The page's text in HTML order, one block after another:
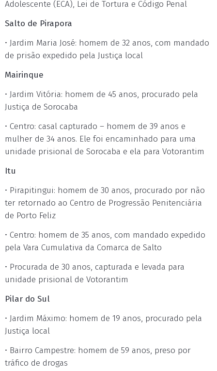
Adolescente (ECA), Lei de Tortura e Código Penal
Salto de Pirapora
• Jardim Maria José: homem de 32 anos, com mandado
de prisão expedido pela Justiça local
Mairinque
• Jardim Vitória: homem de 45 anos, procurado pela
Justiça de Sorocaba
• Centro: casal capturado – homem de 39 anos e
mulher de 34 anos. Ele foi encaminhado para uma
unidade prisional de Sorocaba e ela para Votorantim
Itu
• Pirapitingui: homem de 30 anos, procurado por não
ter retornado ao Centro de Progressão Penitenciária
de Porto Feliz
• Centro: homem de 35 anos, com mandado expedido
pela Vara Cumulativa da Comarca de Salto
• Procurada de 30 anos, capturada e levada para
unidade prisional de Votorantim
Pilar do Sul
• Jardim Máximo: homem de 19 anos, procurado pela
Justiça local
• Bairro Campestre: homem de 59 anos, preso por
tráfico de drogas